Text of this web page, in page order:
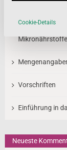
Vorschriften
Einführung in
Neueste
Cookie-Details